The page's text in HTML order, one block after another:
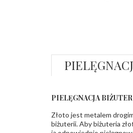
PIELĘGNACJA
Złoto jest metalem
biżuterii. Aby biżuteria